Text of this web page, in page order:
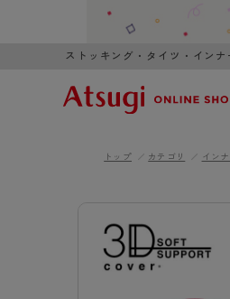
ストッキング・タイツ・イン
WOMEN
カテゴリから探す
3,980円以上のご
WOMEN
トップ カテゴリ イン